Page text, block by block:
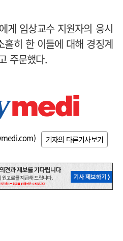
게 임상교수 지원자의 응시
홀히 한 이들에 대해 경징계
주문했다.
) 기자의 다른기사보기